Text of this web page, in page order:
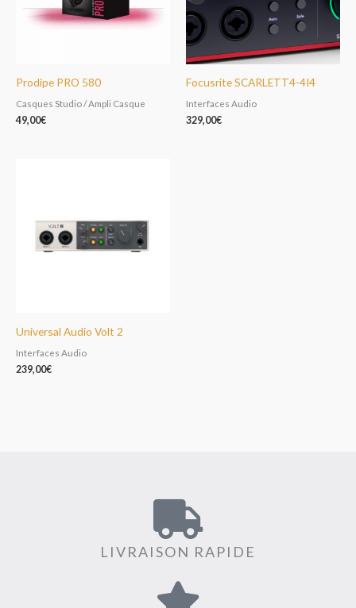
Prodipe PRO 580
Casques Studio / Ampli Casque
49,00€
Focusrite SCARLETT4-4I4
Interfaces Audio
329,00€
Universal Audio Volt 2
Interfaces Audio
239,00€
LIVRAISON RAPIDE